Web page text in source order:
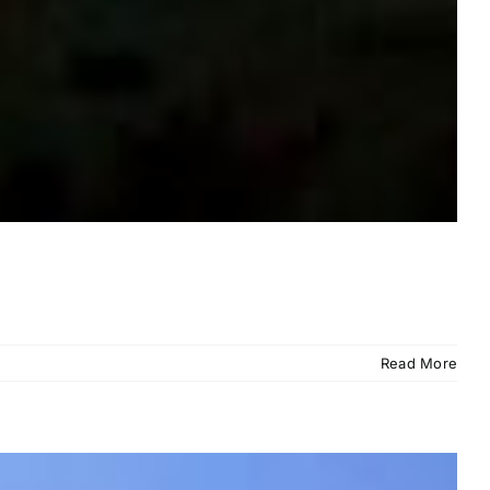
Read More